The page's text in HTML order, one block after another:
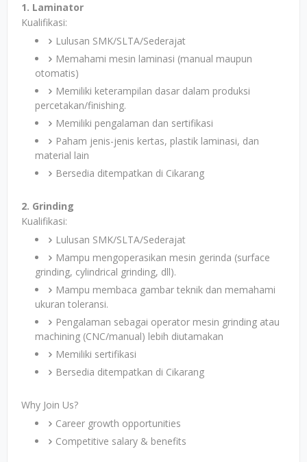
1. Laminator
Kualifikasi:
Lulusan SMK/SLTA/Sederajat
Memahami mesin laminasi (manual maupun
otomatis)
Memiliki keterampilan dasar dalam produksi
percetakan/finishing.
Memiliki pengalaman dan sertifikasi
Paham jenis-jenis kertas, plastik laminasi, dan
material lain
Bersedia ditempatkan di Cikarang
2. Grinding
Kualifikasi:
Lulusan SMK/SLTA/Sederajat
Mampu mengoperasikan mesin gerinda (surface
grinding, cylindrical grinding, dll).
Mampu membaca gambar teknik dan memahami
ukuran toleransi.
Pengalaman sebagai operator mesin grinding atau
machining (CNC/manual) lebih diutamakan
Memiliki sertifikasi
Bersedia ditempatkan di Cikarang
Why Join Us?
Career growth opportunities
Competitive salary & benefits